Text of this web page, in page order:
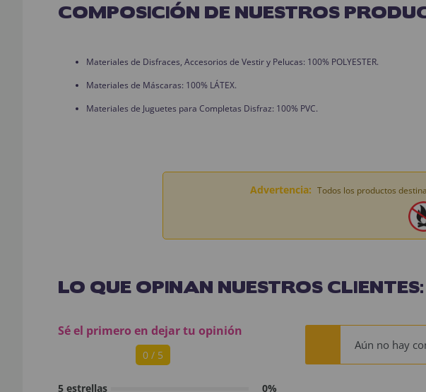
COMPOSICIÓN DE NUESTROS
Materiales de Disfraces, Accesorios de Vestir y Pelucas: 100% POLYESTER.
Materiales de Máscaras: 100% LÁTEX.
Materiales de Juguetes para Completas Disfraz: 100% PVC.
Advertencia: Todos los productos
LO QUE OPINAN NUESTROS CLIENTES:
Sé el primero en dejar tu opinión
0 / 5
5 estrellas
0%
Aún no hay